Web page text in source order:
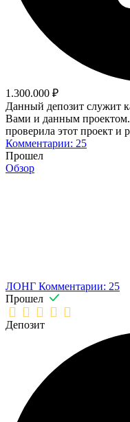
1.300.000 ₽
Данный депозит служит
Вами и данным проектом.
проверила этот проект и
Комментарии: 25
Прошел
Обзор
ЛОНГ Комментарии: 25
Прошел
Депозит